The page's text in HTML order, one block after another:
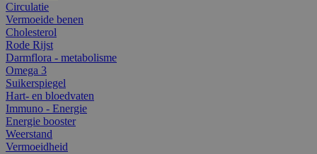
Circulatie
Vermoeide benen
Cholesterol
Rode Rijst
Darmflora - metabolisme
Omega 3
Suikerspiegel
Hart- en bloedvaten
Immuno - Energie
Energie booster
Weerstand
Vermoeidheid